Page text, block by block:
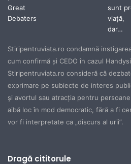
Stiripentruviata.ro condamnă
cum confirmă şi CEDO în cazul
Stiripentruviata.ro consideră că
exprimare pe subiecte de interes
şi avortul sau atracţia pentru
aibă loc în mod democratic, fără a fi
vor fi interpretate ca „discurs al urii”.
Dragă cititorule